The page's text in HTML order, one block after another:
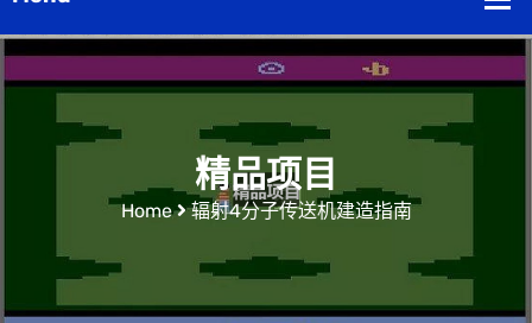
精品项目
Home 辐射4分子传送机建造指南